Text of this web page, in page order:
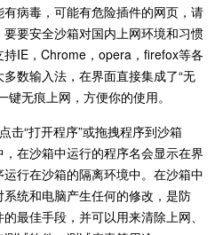
病毒，可能有危险插件的网页，请
要安全沙箱对国内上网环境和习惯
IE，Chrome，opera，firefox等各
数输入法，在界面直接集成了“无
无痕上网，方便你的使用。
击“打开程序”或拖拽程序到沙箱
在沙箱中运行的程序名会显示在界
行在沙箱的隔离环境中。在沙箱中
统和电脑产生任何的修改，是防
最佳手段，并可以用来清除上网、